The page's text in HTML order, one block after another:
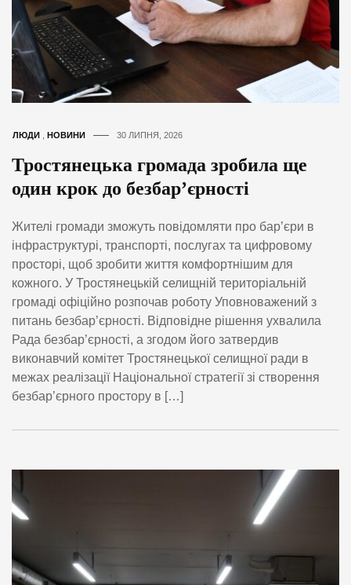
ЛЮДИ НОВИНИ 30 ЛИПНЯ, 2026
Тростянецька громада зробила ще
один крок до безбар’єрності
Жителі громади зможуть повідомляти про бар’єри в
інфраструктурі, транспорті, послугах та цифровому
просторі, щоб зробити життя комфортнішим для
кожного. У Тростянецькій селищній територіальній
громаді офіційно розпочав роботу Уповноважений з
питань безбар’єрності. Відповідне рішення ухвалила
Рада безбар’єрності, а згодом його затвердив
виконавчий комітет Тростянецької селищної ради в
межах реалізації Національної стратегії зі створення
безбар’єрного простору в […]